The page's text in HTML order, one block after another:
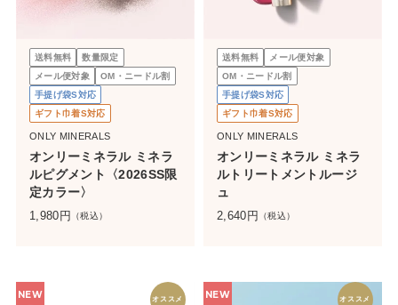
送料無料
数量限定
メール便対象
OM・ニードル割
手提げ袋S対応
ギフト巾着S対応
ONLY MINERALS
オンリーミネラル ミネラ
ルピグメント〈2026SS限
定カラー〉
1,980 円 （税込）
送料無料
メール便対象
OM・ニードル割
手提げ袋S対応
ギフト巾着S対応
ONLY MINERALS
オンリーミネラル ミネラ
ルトリートメントルージ
ュ
2,640 円 （税込）
NEW オススメ NEW オススメ